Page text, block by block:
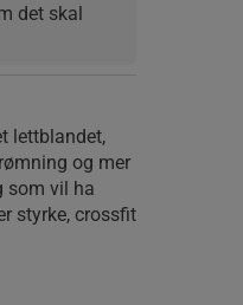
det skal
lettblandet,
og mer
som vil ha
styrke, crossfit